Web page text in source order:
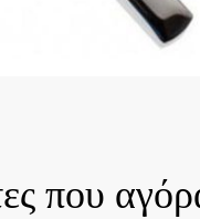
που